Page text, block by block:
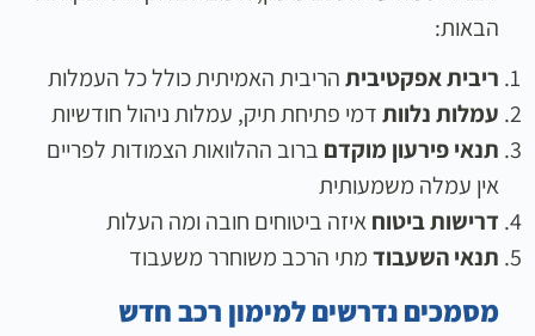
הבאות:
ריבית אפקטיביתהריבית האמיתית כולל כל העמלות
עמלות נלוותדמי פתיחת תיק, עמלות ניהול חודשיות
תנאי פירעון מוקדם ברוב ההלוואות הצמודות לפריים
אין עמלה משמעותית
דרישות ביטוחאיזה ביטוחים חובה ומה העלות
תנאי השעבודמתי הרכב משוחרר משעבוד
מסמכים נדרשים למימון רכב חדש